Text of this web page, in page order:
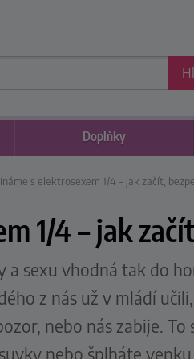
s elektrosexem 1/4 – jak začít,
1/4 – jak
sexu vhodná tak do
z nás už v mládí
nebo nás zabije. To
nebo šplháte
Doplňky